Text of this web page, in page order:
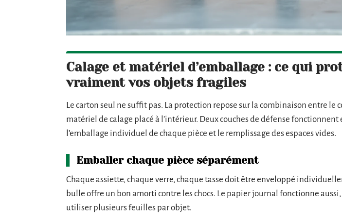
Calage et matériel d’emballage : ce qui
vraiment vos objets fragiles
Le carton seul ne suffit pas. La protection repose sur la combinaison entre le
matériel de calage placé à l’intérieur. Deux couches de défense fonctionnent
l’emballage individuel de chaque pièce et le remplissage des espaces vides.
Emballer chaque pièce séparément
Chaque assiette, chaque verre, chaque tasse doit être enveloppé
bulle offre un bon amorti contre les chocs. Le papier journal fonctionne aussi,
utiliser plusieurs feuilles par objet.